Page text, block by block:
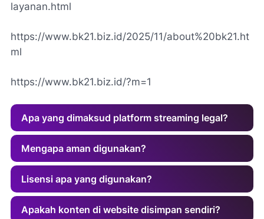
layanan.html
https://www.bk21.biz.id/2025/11/about%20bk21.ht
ml
https://www.bk21.biz.id/?m=1
Apa yang dimaksud platform streaming legal?
Mengapa aman digunakan?
Lisensi apa yang digunakan?
Apakah konten di website disimpan sendiri?